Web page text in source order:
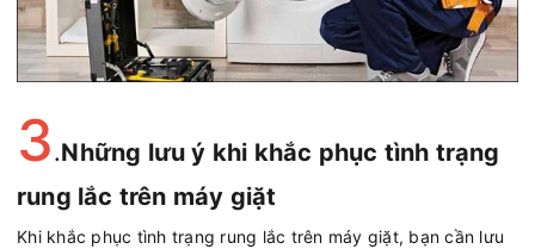
3.Những lưu ý khi khắc phục tình trạng
rung lắc trên máy giặt
Khi khắc phục tình trạng rung lắc trên máy giặt, bạn cần lưu